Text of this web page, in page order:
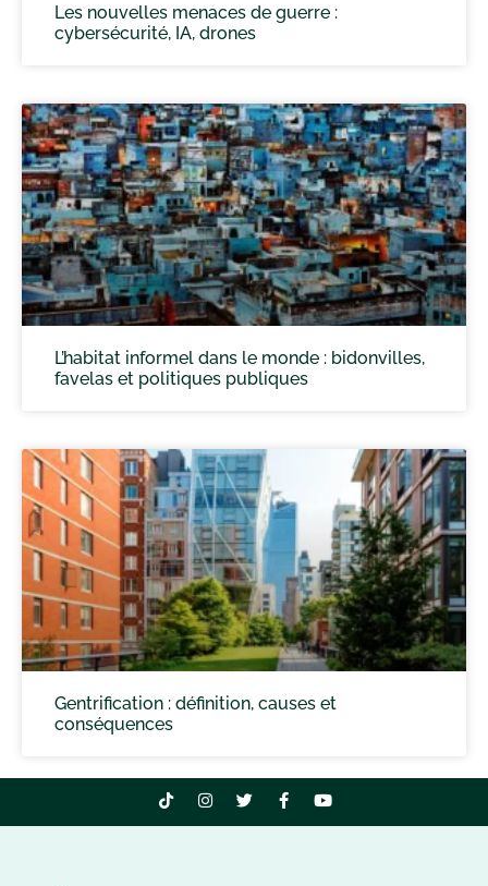
Les nouvelles menaces de guerre :
cybersécurité, IA, drones
L’habitat informel dans le monde : bidonvilles,
favelas et politiques publiques
Gentrification : définition, causes et
conséquences